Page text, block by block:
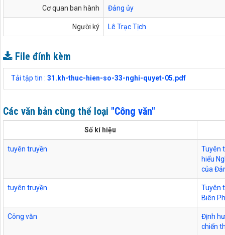
Cơ quan ban hành Đảng ủy
Người ký Lê Trạc Tịch
File đính kèm
Tải tập tin : 31.kh-thuc-hien-so-33-nghi-quyet-05.pdf
Các văn bản cùng thể loại "Công văn"
Số kí hiệu
tuyên truyền
Tuyên
hiểu
của
tuyên truyền
Tuyên
Biên
Công văn
Định
chiến